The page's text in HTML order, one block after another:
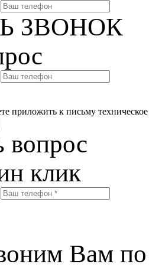
ЗВОНОК
приложить к письму
вопрос
клик
Вам по